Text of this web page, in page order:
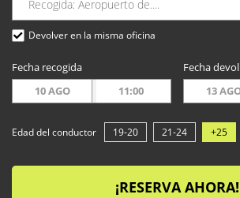
Devolver en la misma oficina
Fecha recogida
10 AGO
11:00
Fecha
13
Edad del conductor 19-20 21-24 +25
¡RESERVA AHORA!